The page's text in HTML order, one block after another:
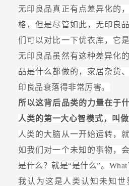
无印良品真正有点差异化的
格，但是尽管如此，无印良
们可以对比一下优衣库，它
无印良品虽然有这种差异化
品是什么都做的，家居杂货
印良品衰落得非常厉害。
所以这背后品类的力量在于
人类的第一大心智模式，叫
人类的大脑从一开始运转，
如我们对一个未知的事物，
是什么？就是“是什么”。What
我认为这是人类认知未知世